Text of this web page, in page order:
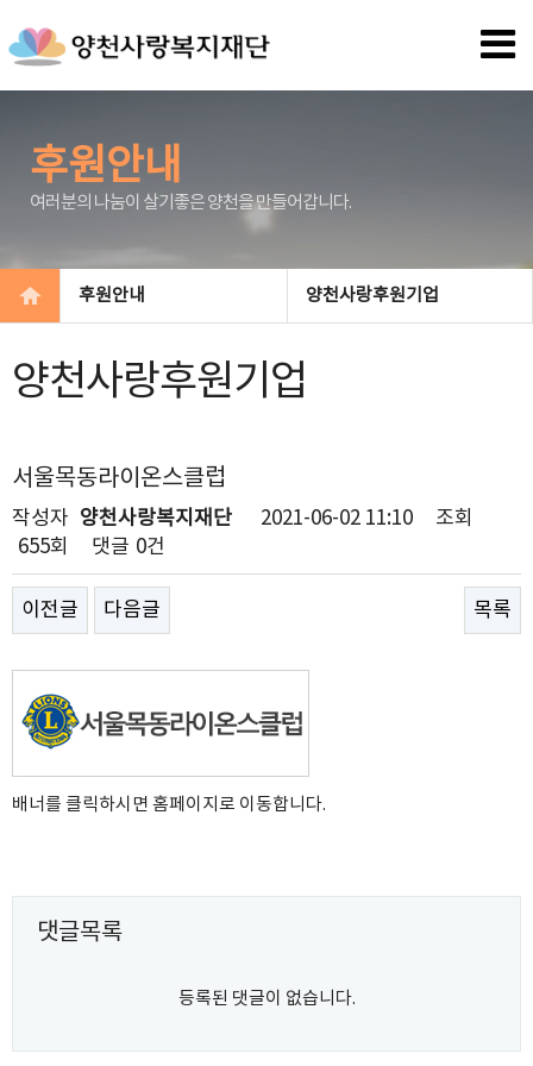
후원안내
여러분의 나눔이 살기좋은 양천을 만들어갑니다.
후원안내 양천사랑후원기업
양천사랑후원기업
서울목동라이온스클럽
작성자 양천사랑복지재단 2021-06-02 11:10
조회
655회
댓글 0건
이전글 다음글 목록
배너를 클릭하시면 홈페이지로 이동합니다.
댓글목록
등록된 댓글이 없습니다.